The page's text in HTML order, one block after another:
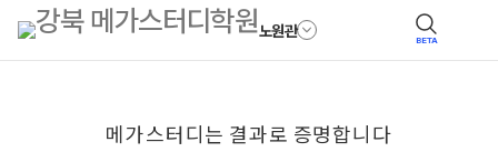
노원관 BETA
메가스터디는 결과로 증명합니다